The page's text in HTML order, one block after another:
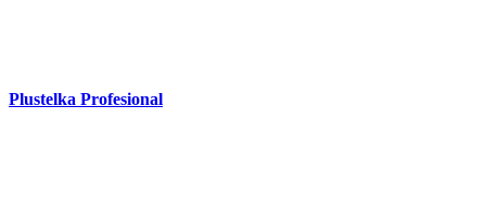
Plustelka Profesional